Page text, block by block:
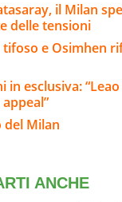
il Milan
delle tensioni
e Osimhen
in esclusiva:
del Milan